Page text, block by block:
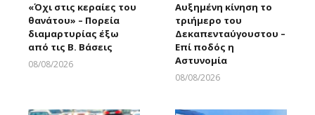
«Όχι στις κεραίες του
θανάτου» – Πορεία
διαμαρτυρίας έξω
από τις Β. Βάσεις
08/08/2026
Αυξημένη κίνηση το
τριήμερο του
Δεκαπενταύγουστου –
Επί ποδός η
Αστυνομία
08/08/2026